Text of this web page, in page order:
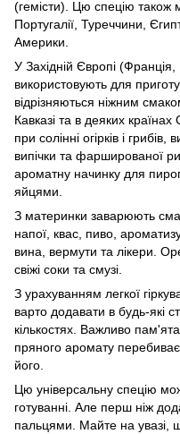
(гемісти). Цю спецію також
Португалії, Туреччини,
Америки.
У Західній Європі
використовують для
відрізняються ніжним
Кавказі та в деяких
при солінні огірків і
випічки та фаршированої
ароматну начинку для
яйцями.
З материнки заварюють
напої, квас, пиво,
вина, вермути та лікери.
свіжі соки та смузі.
З урахуванням легкої
варто додавати в будь-які
кількостях. Важливо
пряного аромату перебиває
його.
Цю універсальну спецію
готуванні. Але перш ніж
пальцями. Майте на увазі,